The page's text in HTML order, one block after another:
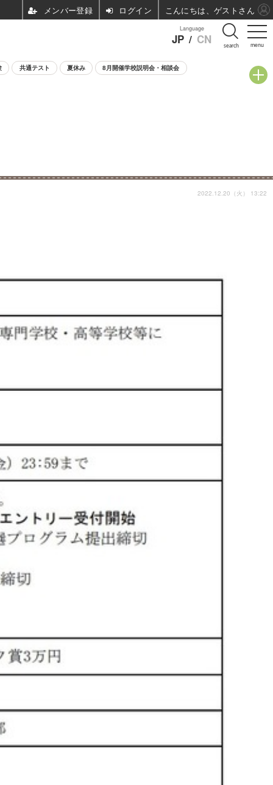
menu
Language
JP / CN search
共通テスト 夏休み 8月開催学校説明会・相談会
2022.12.20（火） 13:22
ログイン こんにちは、ゲストさん